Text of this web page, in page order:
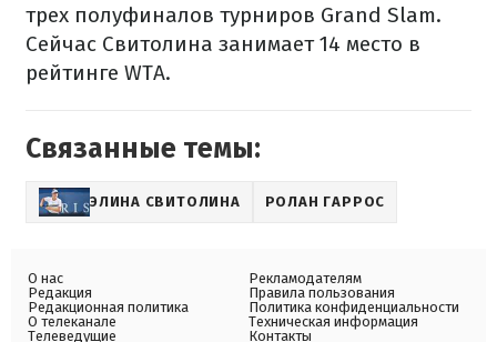
трех полуфиналов турниров Grand Slam.
Сейчас Свитолина занимает 14 место в
рейтинге WTA.
Связанные темы:
ЭЛИНА СВИТОЛИНА РОЛАН ГАРРОС
О нас
Редакция
Редакционная политика
О телеканале
Телеведущие
Рекламодателям
Правила пользования
Политика конфиденциальности
Техническая информация
Контакты